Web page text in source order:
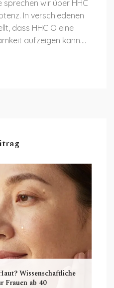
sprechen wir über HHC
In verschiedenen
dass HHC O eine
aufzeigen kann.
Aspekte von HHC
Wissenschaftliche
Frauen ab 40